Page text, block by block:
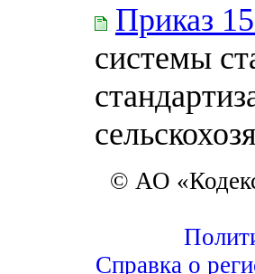
Приказ
системы
© АО
Справка о